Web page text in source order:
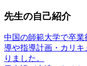
先生の自己紹介
中国の師範大学で卒
導や指導計画・カリ
りました。